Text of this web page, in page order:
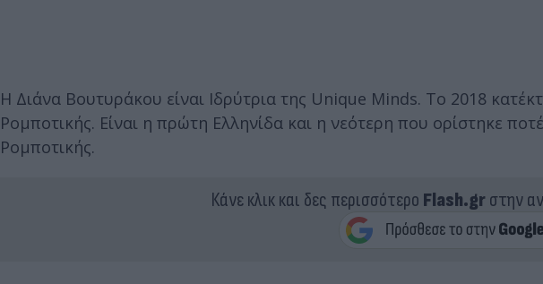
Η Διάνα Βουτυράκου είναι Ιδρύτρια της Unique Minds. Το 2018
Ρομποτικής. Είναι η πρώτη Ελληνίδα και η νεότερη που ορίστηκε
Ρομποτικής.
Κάνε κλικ και δες περισσότερο Flash.grστην